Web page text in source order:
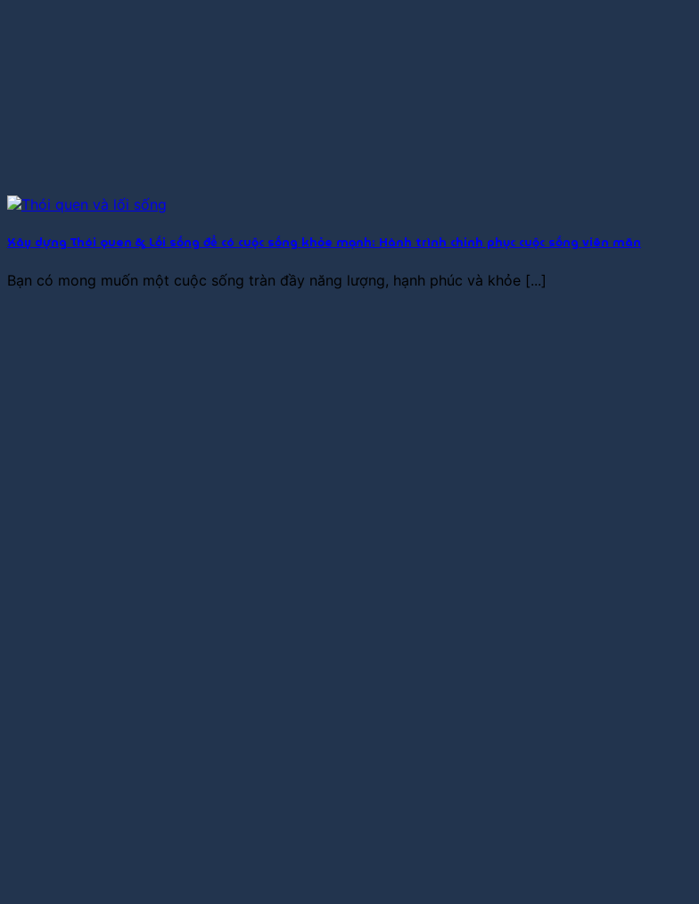
Xây dựng Thói quen & Lối sống để có cuộc sống khỏe mạnh: Hành trình chinh phục cuộc sống viên mãn
Bạn có mong muốn một cuộc sống tràn đầy năng lượng, hạnh phúc và khỏe [...]